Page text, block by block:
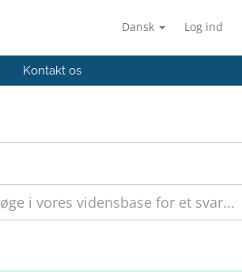
Dansk Log ind
Kontakt os